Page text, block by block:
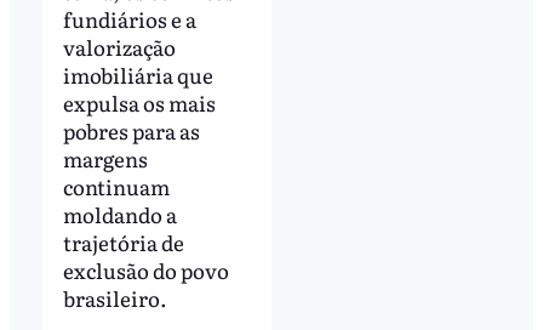
fundiários e a
valorização
imobiliária que
expulsa os mais
pobres para as
margens
continuam
moldando a
trajetória de
exclusão do povo
brasileiro.